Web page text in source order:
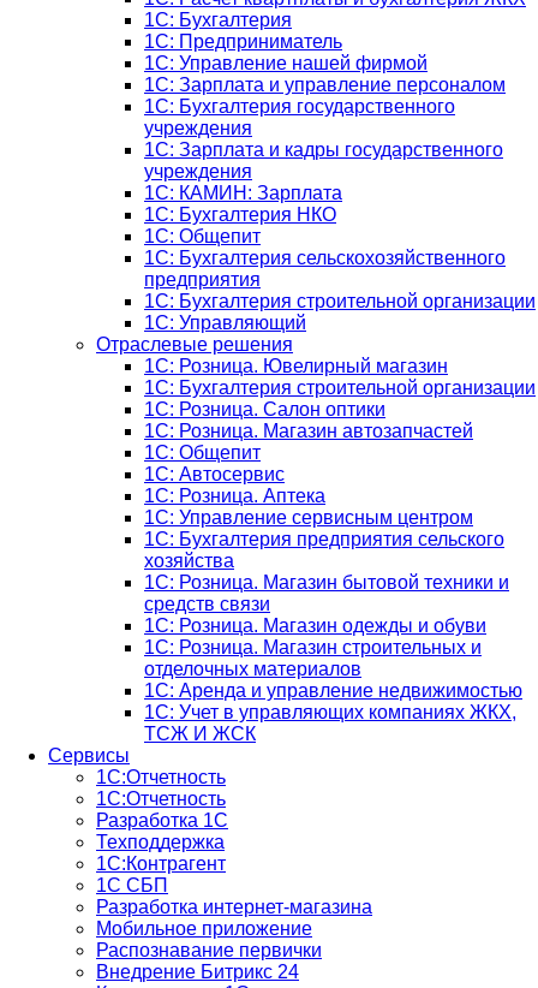
1C: Бухгалтерия
1C: Предприниматель
1C: Управление нашей фирмой
1C: Зарплата и управление персоналом
1C: Бухгалтерия государственного
учреждения
1C: Зарплата и кадры государственного
учреждения
1C: КАМИН: Зарплата
1C: Бухгалтерия НКО
1С: Общепит
1С: Бухгалтерия сельскохозяйст­венного
предприятия
1С: Бухгалтерия строительной организации
1С: Управляющий
Отраслевые решения
1С: Розница. Ювелирный магазин
1С: Бухгалтерия строительной организации
1С: Розница. Салон оптики
1С: Розница. Магазин автозапчастей
1C: Общепит
1С: Автосервис
1С: Розница. Аптека
1С: Управление сервисным центром
1С: Бухгалтерия предприятия сельского
хозяйства
1С: Розница. Магазин бытовой техники и
средств связи
1С: Розница. Магазин одежды и обуви
1С: Розница. Магазин строительных и
отделочных материалов
1С: Аренда и управление недвижимостью
1C: Учет в управляющих компаниях ЖКХ,
ТСЖ И ЖСК
Сервисы
1С:Отчетность
1С:Отчетность
Разработка 1С
Техподдержка
1С:Контрагент
1С СБП
Разработка интернет-магазина
Мобильное приложение
Распознавание первички
Внедрение Битрикс 24